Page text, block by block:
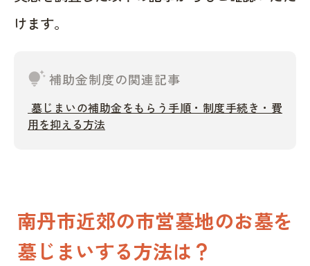
けます。
tips_and_updates補助金制度の関連記事
墓じまいの補助金をもらう手順・制度手続き・費
用を抑える方法
南丹市近郊の市営墓地のお墓を
墓じまいする方法は？